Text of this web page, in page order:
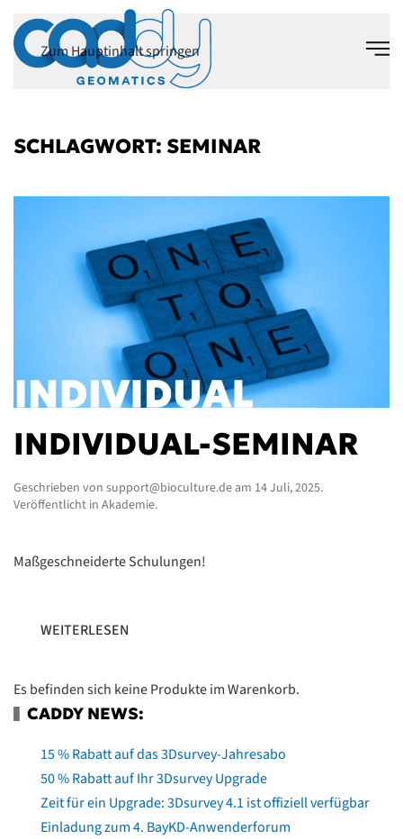
Zum Hauptinhalt springen
SCHLAGWORT: SEMINAR
INDIVIDUAL-SEMINAR
Geschrieben von support@bioculture.deam 14 Juli, 2025.
Veröffentlicht in Akademie.
Maßgeschneiderte Schulungen!
WEITERLESEN
Es befinden sich keine Produkte im Warenkorb.
CADDY NEWS:
15 % Rabatt auf das 3Dsurvey-Jahresabo
50 % Rabatt auf Ihr 3Dsurvey Upgrade
Zeit für ein Upgrade: 3Dsurvey 4.1 ist offiziell verfügbar
Einladung zum 4. BayKD-Anwenderforum